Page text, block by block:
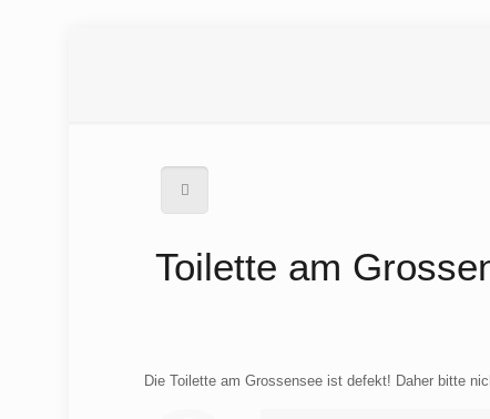
Toilette am
Die Toilette am Grossensee ist defekt! Daher bitte